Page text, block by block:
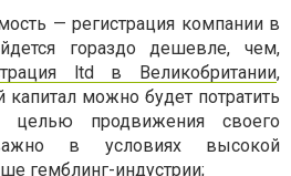
— регистрация компании в
гораздо дешевле, чем,
ltd в Великобритании,
можно будет потратить
продвижения своего
в условиях высокой
гемблинг-индустрии;